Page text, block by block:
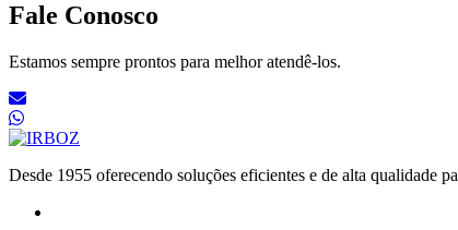
Fale Conosco
Estamos sempre prontos para melhor atendê-los.
Desde 1955 oferecendo soluções eficientes e de alta qualidade